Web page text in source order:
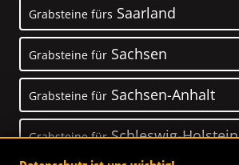
Grabsteine fürs Saarland
Grabsteine für Sachsen
Grabsteine für Sachsen-Anhalt
Grabsteine fürSchleswig-Holstein